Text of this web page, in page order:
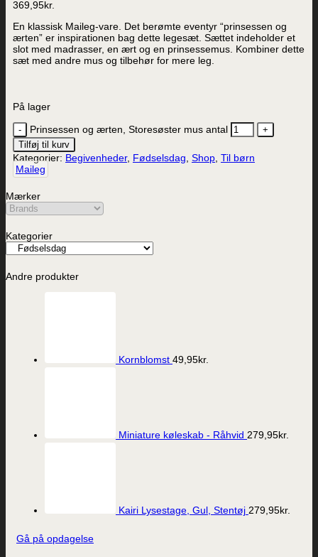
369,95kr.
En klassisk Maileg-vare. Det berømte eventyr “prinsessen og
ærten” er inspirationen bag dette legesæt. Sættet indeholder et
slot med madrasser, en ært og en prinsessemus. Kombiner dette
sæt med andre mus og tilbehør for mere leg.
På lager
Prinsessen og ærten, Storesøster mus antal
Tilføj til kurv
Kategorier: Begivenheder, Fødselsdag Shop Til børn
Maileg
Mærker
Kategorier
Andre produkter
Kornblomst 49,95kr.
Miniature køleskab - Råhvid 279,95kr.
Kairi Lysestage, Gul, Stentøj 279,95kr.
Gå på opdagelse